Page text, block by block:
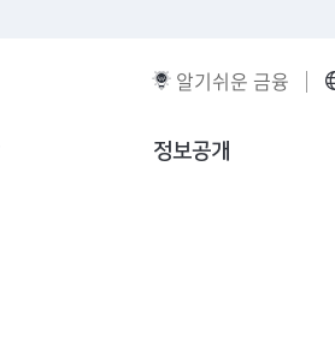
알기쉬운 금융
정보공개